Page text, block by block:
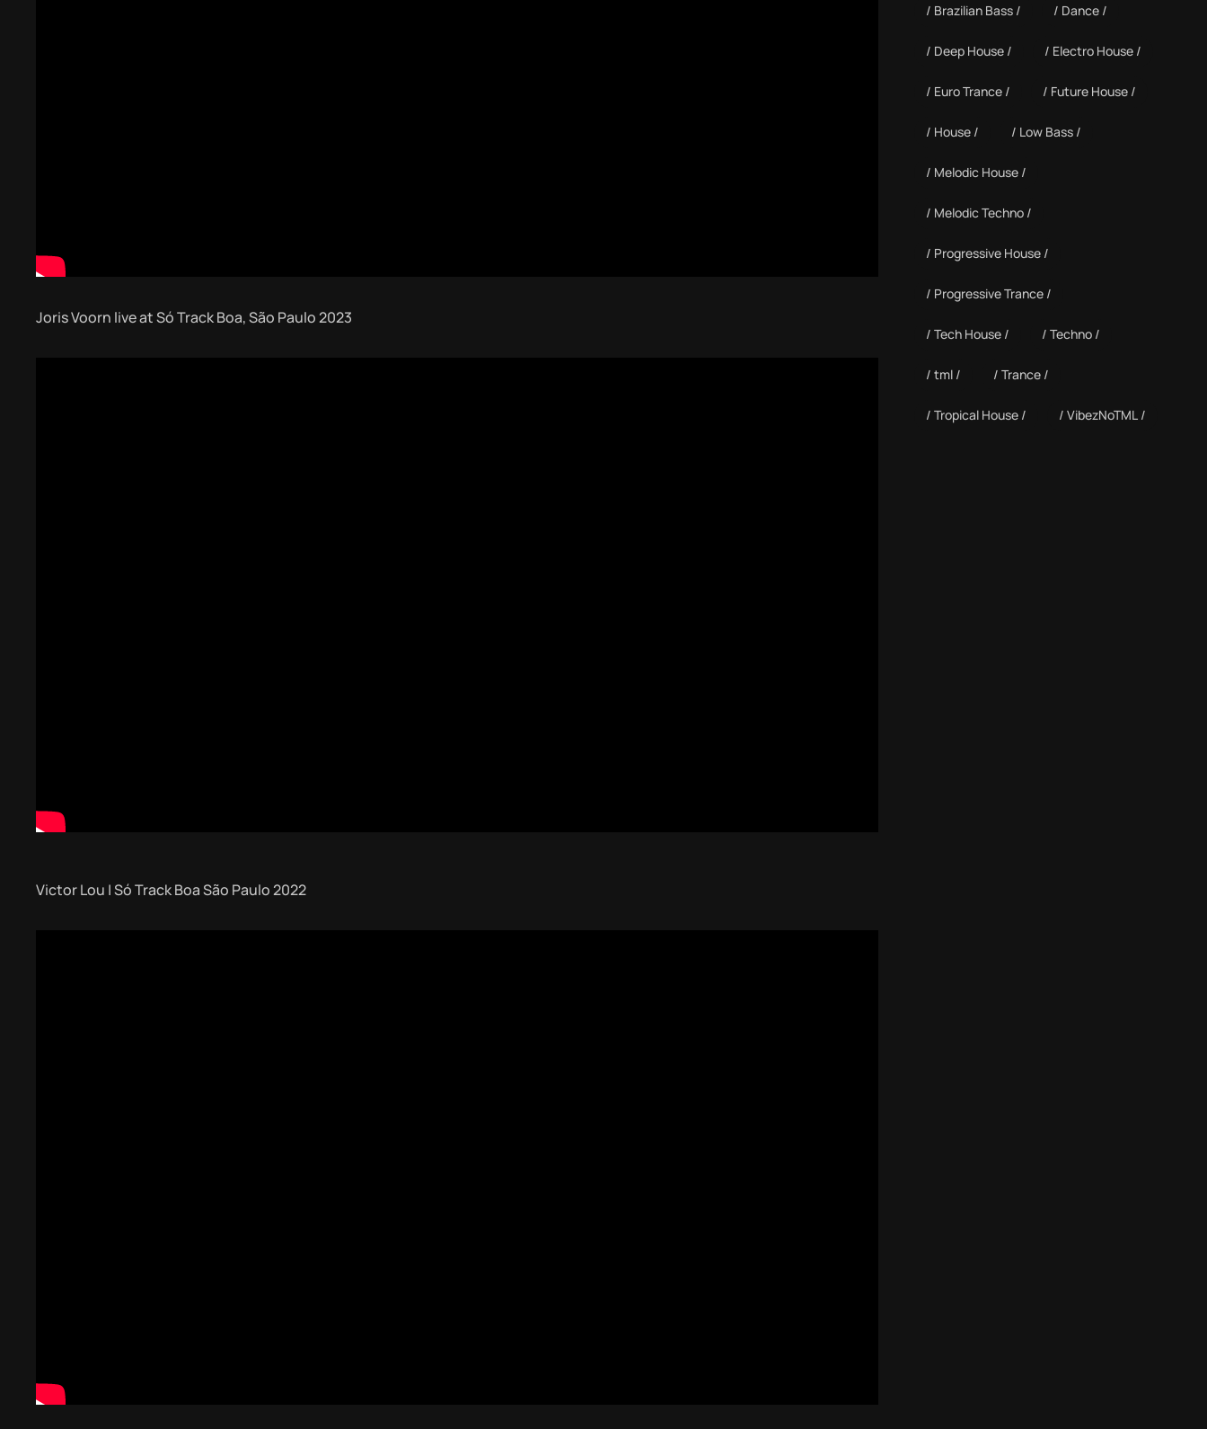
Joris Voorn live at Só Track Boa, São Paulo 2023
Victor Lou | Só Track Boa São Paulo 2022
Brazilian Bass Dance
Deep House Electro House
Euro Trance Future House
House Low Bass
Melodic House
Melodic Techno
Progressive House
Progressive Trance
Tech House Techno
tml Trance
Tropical House VibezNoTML